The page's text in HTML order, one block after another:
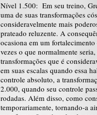
Nível 1.500: Em seu treino,
uma de suas transformações
consideravelmente mais
prateado reluzente. A
ocasiona em um
vezes o que normalmente
transformações que é
em suas escalas quando essa
controle absoluto, a
2.000, quando seu controle
rodadas. Além disso, como
temporariamente, tornando-a